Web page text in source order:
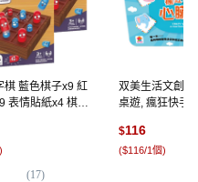
棋 藍色棋子x9 紅
表情貼紙x4 棋盤
)
(17)
双美生活文創
桌遊, 瘋狂快手
$116
($116/1個)